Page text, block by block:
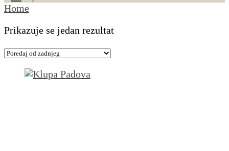
Home
Prikazuje se jedan rezultat